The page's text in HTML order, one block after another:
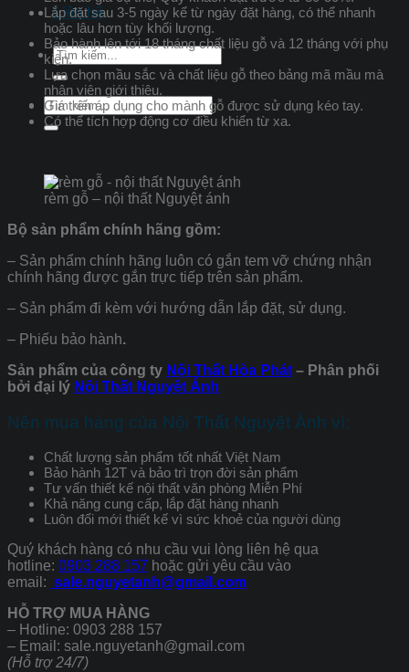
Liên hệ
Tìm
kiếm:
Tìm
kiếm:
Lắp đặt sau 3-5 ngày kể từ ngày đặt hàng, có thể nhanh
hoặc lâu hơn tùy khối lượng.
Bảo hành lên tới 18 tháng chất liệu gỗ và 12 tháng với phụ
kiện.
Lựa chọn mầu sắc và chất liệu gỗ theo bảng mã mầu mà
nhân viên giới thiệu.
Giá trên áp dụng cho mành gỗ được sử dụng kéo tay.
Có thể tích hợp động cơ điều khiển từ xa.
rèm gỗ – nội thất Nguyệt ánh
Bộ sản phẩm chính hãng gồm:
– Sản phẩm chính hãng luôn có gắn tem vỡ chứng nhận
chính hãng được gắn trực tiếp trên sản phẩm.
– Sản phẩm đi kèm với hướng dẫn lắp đặt, sử dụng.
– Phiếu bảo hành.
Sản phẩm của công ty Nội Thất Hòa Phát – Phân phối
bởi đại lý Nội Thất Nguyệt Ánh
Nên mua hàng của Nội Thất Nguyệt Ánh vì:
Chất lượng sản phẩm tốt nhất Việt Nam
Bảo hành 12T và bảo trì trọn đời sản phẩm
Tư vấn thiết kế nội thất văn phòng Miễn Phí
Khả năng cung cấp, lắp đặt hàng nhanh
Luôn đổi mới thiết kế vì sức khoẻ của người dùng
Quý khách hàng có nhu cầu vui lòng liên hệ qua
hotline: 0903 288 157 hoặc gửi yêu cầu vào
email: sale.nguyetanh@gmail.com
HỖ TRỢ MUA HÀNG
– Hotline: 0903 288 157
– Email: sale.nguyetanh@gmail.com
(Hỗ trợ 24/7)